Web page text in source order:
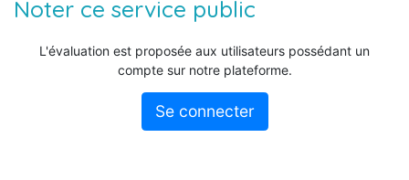
Noter ce service public
L'évaluation est proposée aux utilisateurs possédant un
compte sur notre plateforme.
Se connecter